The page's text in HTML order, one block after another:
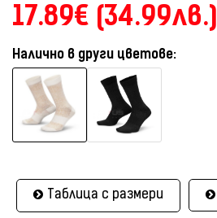
17.89€ (34.99лв.)
Налично в други цветове:
Таблица с размери